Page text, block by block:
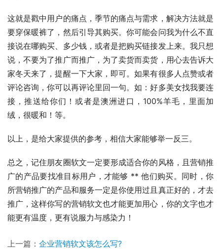
这就是戳中用户的痛点，季节的痛点与需求，解决方法就是
要穿保暖裤了，然后引导其购买。你可能会问我为什么不直
接说在哪购买、多少钱，或者是把购买链接发上来。我只想
说，不要为了推广而推广，为了卖货而卖货，用心去告诉大
家冬天来了，提醒一下大家，即可。如果有很多人点赞或者
评论咨询，你可以再评论里回一句。如：好多美女找我要连
接，推送给你们！或者是澳洲进口，100%羊毛，里面加
绒，很暖和！等。
以上，是给大家提供的参考，相信大家能够举一反三。
总之，记住朋友圈软文一定要形成适合你的风格，且营销推
广的产品要找准目标用户，才能够 ** 他们购买。同时，你
所营销推广的产品和服务一定是你使用过且真正好的，才去
推广，这样你写的营销软文也才能更加用心，你的文字也才
能更有温度，更有说服力与感染力！
上一篇： 企业营销软文该怎么写?